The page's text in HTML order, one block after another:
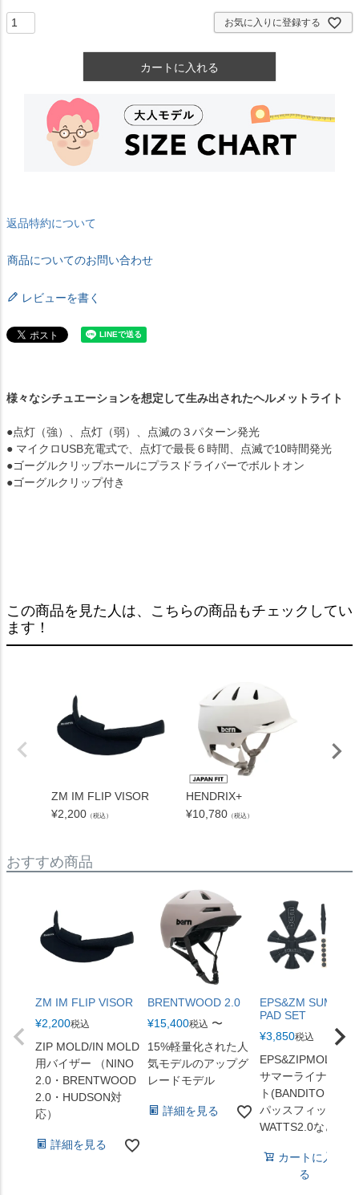
お気に入りに登録する
カートに入れる
返品特約について
商品についてのお問い合わせ
レビューを書く
様々なシチュエーションを想定して生み出されたヘルメットライト
●点灯（強）、点灯（弱）、点滅の３パターン発光
● マイクロUSB充電式で、点灯で最長６時間、点滅で10時間発光
●ゴーグルクリップホールにプラスドライバーでボルトオン
●ゴーグルクリップ付き
この商品を見た人は、こちらの商品もチェックしてい
ます！
ZM IM FLIP VISOR
¥2,200 （税込）
HENDRIX+
¥10,780 （税込）
おすすめ商品
ZM IM FLIP VISOR
¥2,200税込
ZIP MOLD/IN MOLD
用バイザー （NINO
2.0・BRENTWOOD
2.0・HUDSON対
応）
詳細を見る
BRENTWOOD 2.0
¥15,400税込 〜
15%軽量化された人
気モデルのアップグ
レードモデル
詳細を見る
EPS&ZM SUMMER
PAD SET
¥3,850税込
EPS&ZIPMOLD用
サマーライナーセ
ト(BANDITO（コン
パッスフィット）
WATTS2.0など)
カートに入れ
る